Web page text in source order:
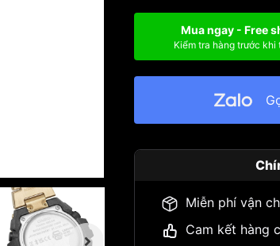
Mua ngay - Free
Kiểm tra hàng trước khi
Miễn phí vận
Cam kết hàng